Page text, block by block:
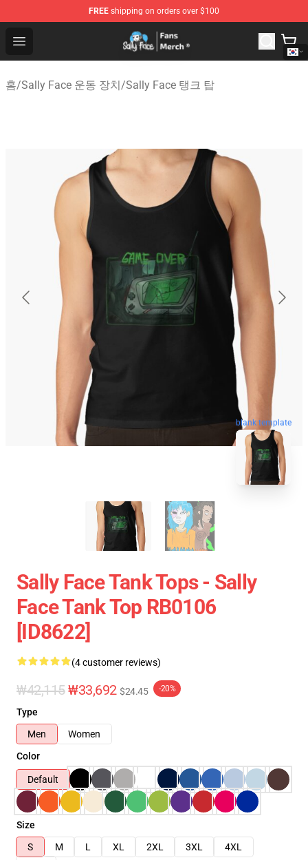
FREE shipping on orders over $100
Open menu
Sally Face Store - Official Sally Face Merchandise Shop
홈/Sally Face 운동 장치/Sally Face 탱크 탑
blank template
Sally Face Tank Tops - Sally
Face Tank Top RB0106
[ID8622]
(4 customer reviews)
₩42,115₩33,692 $24.45 -20%
Type
Men
Women
Color
Default
Size
S
M L XL 2XL 3XL
4XL